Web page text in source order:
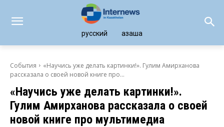
русский қазақша
События
«Научись уже делать картинки!». Гулим Амирханова
рассказала о своей новой книге про...
«Научись уже делать картинки!».
Гулим Амирханова рассказала о своей
новой книге про мультимедиа